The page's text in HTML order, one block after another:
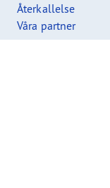
Återkallelse
Våra partner